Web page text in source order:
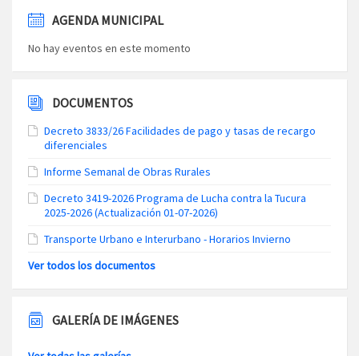
AGENDA MUNICIPAL
No hay eventos en este momento
DOCUMENTOS
Decreto 3833/26 Facilidades de pago y tasas de recargo
diferenciales
Informe Semanal de Obras Rurales
Decreto 3419-2026 Programa de Lucha contra la Tucura
2025-2026 (Actualización 01-07-2026)
Transporte Urbano e Interurbano - Horarios Invierno
Ver todos los documentos
GALERÍA DE IMÁGENES